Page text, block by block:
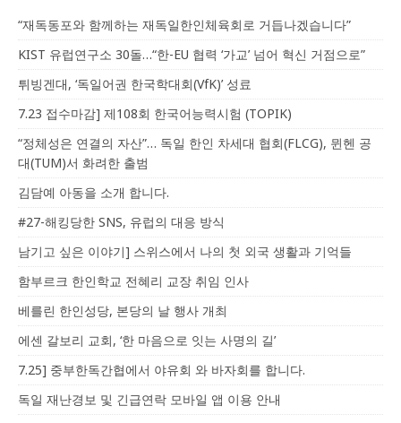
“재독동포와 함께하는 재독일한인체육회로 거듭나겠습니다”
KIST 유럽연구소 30돌…“한-EU 협력 ‘가교’ 넘어 혁신 거점으로”
튀빙겐대, ‘독일어권 한국학대회(VfK)’ 성료
7.23 접수마감] 제108회 한국어능력시험 (TOPIK)
“정체성은 연결의 자산”… 독일 한인 차세대 협회(FLCG), 뮌헨 공
대(TUM)서 화려한 출범
김담예 아동을 소개 합니다.
#27-해킹당한 SNS, 유럽의 대응 방식
남기고 싶은 이야기] 스위스에서 나의 첫 외국 생활과 기억들
함부르크 한인학교 전혜리 교장 취임 인사
베를린 한인성당, 본당의 날 행사 개최
에센 갈보리 교회, ‘한 마음으로 잇는 사명의 길’
7.25] 중부한독간협에서 야유회 와 바자회를 합니다.
독일 재난경보 및 긴급연락 모바일 앱 이용 안내